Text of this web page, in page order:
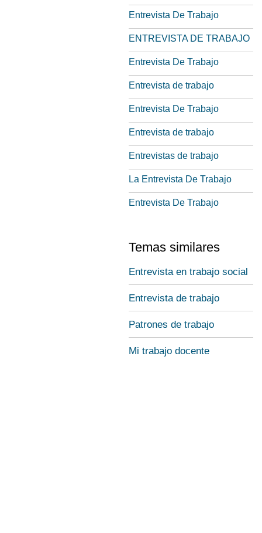
Entrevista De Trabajo
ENTREVISTA DE TRABAJO
Entrevista De Trabajo
Entrevista de trabajo
Entrevista De Trabajo
Entrevista de trabajo
Entrevistas de trabajo
La Entrevista De Trabajo
Entrevista De Trabajo
Temas similares
Entrevista en trabajo social
Entrevista de trabajo
Patrones de trabajo
Mi trabajo docente